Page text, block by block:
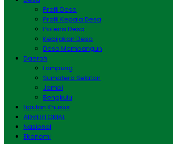
Profil Desa
Profil Kepala Desa
Potensi Desa
Kebijakan Desa
Desa Membangun
Daerah
Lampung
Sumatera Selatan
Jambi
Bengkulu
Liputan Khusus
ADVERTORIAL
Nasional
Ekonomi